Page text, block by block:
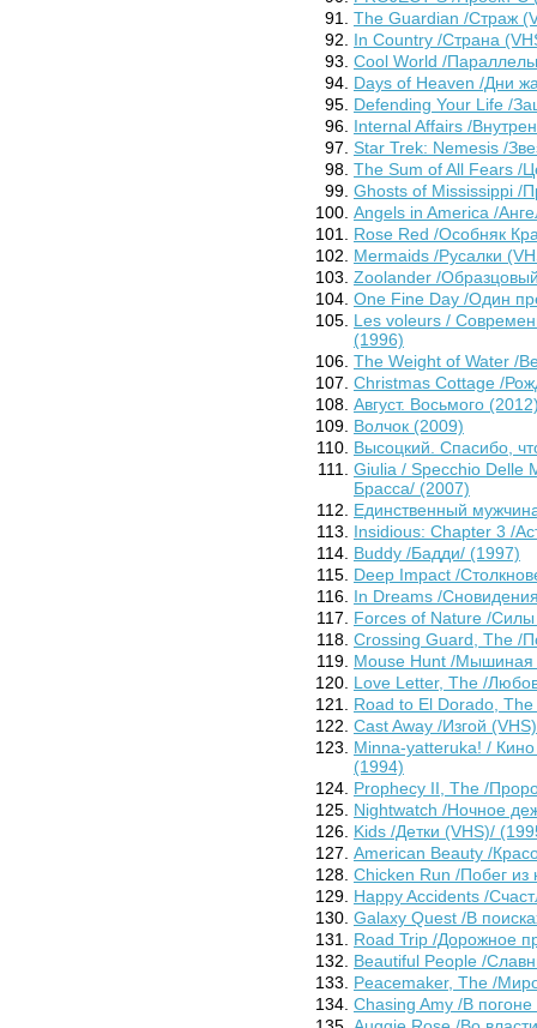
The Guardian /Страж
In Country /Страна
Cool World /
Days of Heaven /Дни
Defending Your Life /
Internal Affairs /
Star Trek: Nemesis /
The Sum of All Fears /
Ghosts of Mississippi /
Angels in America /
Rose Red /Особняк
Mermaids /Русалки
Zoolander /
One Fine Day /Один
Les voleurs /
(1996)
The Weight of Water /
Christmas Cottage /
Август. Восьмого
Волчок (2009)
Высоцкий. Спасибо,
Giulia / Specchio Delle
Брасса/ (2007)
Единственный
Insidious: Chapter 3 /
Buddy /Бадди/ (1997)
Deep Impact /
In Dreams /
Forces of Nature /
Crossing Guard, The /
Mouse Hunt /Мышиная
Love Letter, The /
Road to El Dorado,
Cast Away /Изгой
Minna-yatteruka! /
(1994)
Prophecy II, The /
Nightwatch /Ночное
Kids /Детки (VHS)/
American Beauty /
Chicken Run /Побег из
Happy Accidents /
Galaxy Quest /В
Road Trip /Дорожное
Beautiful People /
Peacemaker, The /
Chasing Amy /В